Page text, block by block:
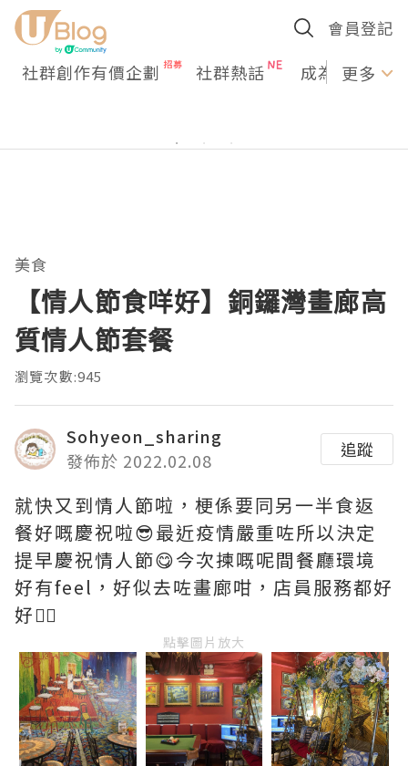
會員登記
社群創作有價企劃 社群熱話 成為U更多
美食
【情人節食咩好】銅鑼灣畫廊高
質情人節套餐
瀏覽次數:945
Sohyeon_sharing
發佈於 2022.02.08
追蹤
就快又到情人節啦，梗係要同另一半食返
餐好嘅慶祝啦😎最近疫情嚴重咗所以決定
提早慶祝情人節😋今次揀嘅呢間餐廳環境
好有feel，好似去咗畫廊咁，店員服務都好
好👍🏻
點擊圖片放大